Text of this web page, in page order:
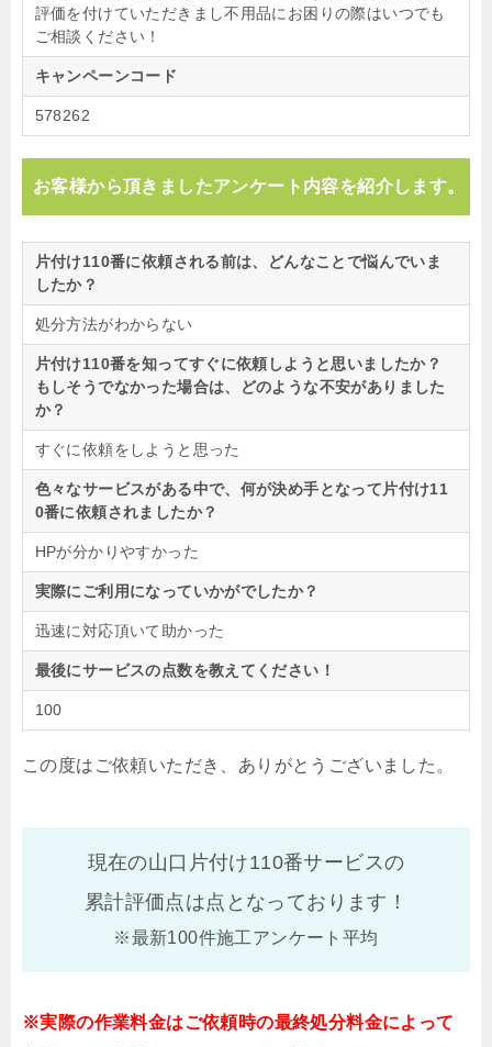
評価を付けていただきまし不用品にお困りの際はいつでも
ご相談ください！
キャンペーンコード
578262
お客様から頂きましたアンケート内容を紹介します。
片付け110番に依頼される前は、どんなことで悩んでいま
したか？
処分方法がわからない
片付け110番を知ってすぐに依頼しようと思いましたか？
もしそうでなかった場合は、どのような不安がありました
か？
すぐに依頼をしようと思った
色々なサービスがある中で、何が決め手となって片付け11
0番に依頼されましたか？
HPが分かりやすかった
実際にご利用になっていかがでしたか？
迅速に対応頂いて助かった
最後にサービスの点数を教えてください！
100
この度はご依頼いただき、ありがとうございました。
現在の山口片付け110番サービスの
累計評価点は点となっております！
※最新100件施工アンケート平均
※実際の作業料金はご依頼時の最終処分料金によって